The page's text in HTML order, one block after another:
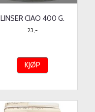
LINSER CIAO 400 G.
23,-
KJØP